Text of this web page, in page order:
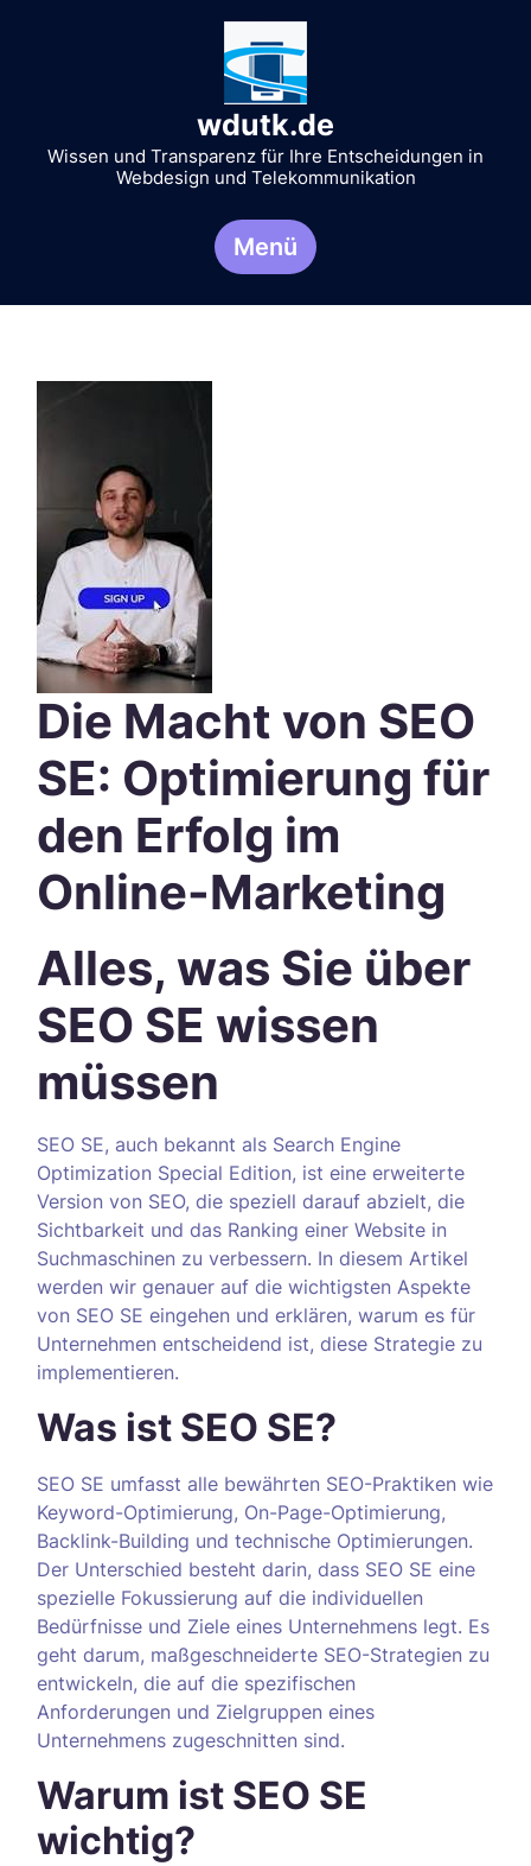
wdutk.de
Wissen und Transparenz für Ihre Entscheidungen in
Webdesign und Telekommunikation
Menü
Die Macht von SEO
SE: Optimierung für
den Erfolg im
Online-Marketing
Alles, was Sie über
SEO SE wissen
müssen
SEO SE, auch bekannt als Search Engine
Optimization Special Edition, ist eine erweiterte
Version von SEO, die speziell darauf abzielt, die
Sichtbarkeit und das Ranking einer Website in
Suchmaschinen zu verbessern. In diesem Artikel
werden wir genauer auf die wichtigsten Aspekte
von SEO SE eingehen und erklären, warum es für
Unternehmen entscheidend ist, diese Strategie zu
implementieren.
Was ist SEO SE?
SEO SE umfasst alle bewährten SEO-Praktiken wie
Keyword-Optimierung, On-Page-Optimierung,
Backlink-Building und technische Optimierungen.
Der Unterschied besteht darin, dass SEO SE eine
spezielle Fokussierung auf die individuellen
Bedürfnisse und Ziele eines Unternehmens legt. Es
geht darum, maßgeschneiderte SEO-Strategien zu
entwickeln, die auf die spezifischen
Anforderungen und Zielgruppen eines
Unternehmens zugeschnitten sind.
Warum ist SEO SE
wichtig?